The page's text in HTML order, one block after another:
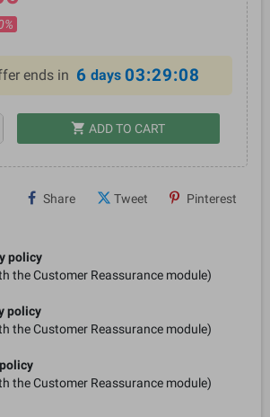
ends in 6 days 03:29:08
shopping_cart ADD TO CART
Share Tweet Pinterest
policy
the Customer Reassurance module)
policy
the Customer Reassurance module)
the Customer Reassurance module)